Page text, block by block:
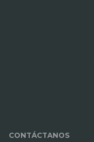
CONTÁCTANOS